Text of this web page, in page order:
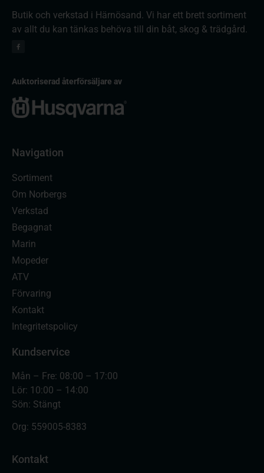
Butik och verkstad i Härnösand. Vi har ett brett sortiment
av allt du kan tänkas behöva till din båt, skog & trädgård.
Auktoriserad återförsäljare av
Navigation
Sortiment
Om Norbergs
Verkstad
Begagnat
Marin
Mopeder
ATV
Förvaring
Kontakt
Integritetspolicy
Kundservice
Mån – Fre: 08:00 – 17:00
Lör: 10:00 – 14:00
Sön: Stängt
Org: 559005-8383
Kontakt